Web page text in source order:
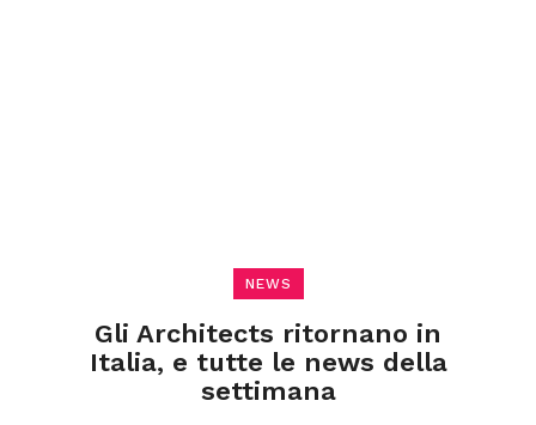
NEWS
Gli Architects ritornano in
Italia, e tutte le news della
settimana